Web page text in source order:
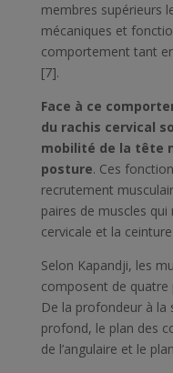
membres supérieurs
mécaniques et
comportement tant
[7].
Face à ce
du rachis cervical
mobilité de la tête
posture. Ces
recrutement
paires de muscles
cervicale et la
Selon Kapandji, les
composent de quatre
De la profondeur à la
profond, le plan des
de l’angulaire et le